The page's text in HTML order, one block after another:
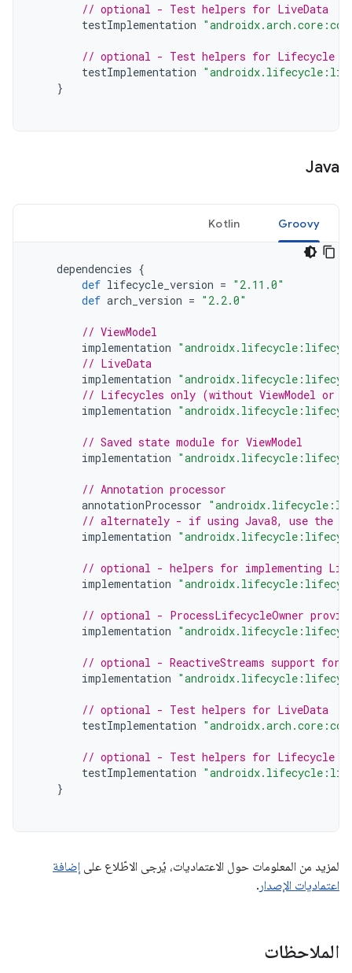
// optional - Test helpers for LiveData
testImplementation
// optional - Test helpers for Lifecycle
testImplementation
}
Java
Groovy
Kotlin
dependencies {
def lifecycle_version = "2.11.0"
def arch_version = "2.2.0"
// ViewModel
implementation
// LiveData
implementation
// Lifecycles only (without ViewModel or
implementation
// Saved state module for ViewModel
implementation
// Annotation processor
annotationProcessor
// alternately - if using Java8, use the
implementation
// optional - helpers for implementing
implementation
// optional - ProcessLifecycleOwner
implementation
// optional - ReactiveStreams support for
implementation
// optional - Test helpers for LiveData
testImplementation
// optional - Test helpers for Lifecycle
testImplementation
}
لمزيد من المعلومات حول الاعتماديات، يُرجى الاطّلاع على إضافة
اعتماديات الإصدار .
الملاحظات